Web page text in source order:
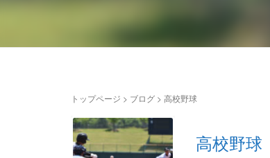
トップページ > ブログ > 高校野球
高校野球